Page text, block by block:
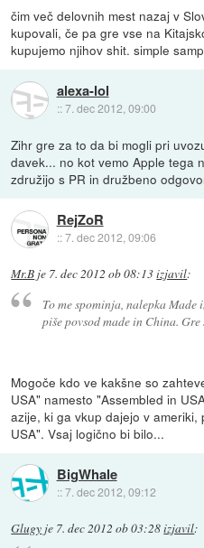
čim več delovnih mest nazaj v
kupovali, če pa gre vse na
kupujemo njihov shit. simple
alexa-lol
::7. dec 2012, 09:00
Zihr gre za to da bi mogli pri
davek... no kot vemo Apple tega
združijo s PR in družbeno
RejZoR
::7. dec 2012, 09:06
Mr.B je 7. dec 2012 ob 08:13izjavil:
To me spominja, nalepka Made
piše povsod made in China. Gre
Mogoče kdo ve kakšne so
USA" namesto "Assembled in
azije, ki ga vkup dajejo v
USA". Vsaj logično bi bilo...
BigWhale
::7. dec 2012, 09:12
Glugy je 7. dec 2012 ob 03:28izjavil: